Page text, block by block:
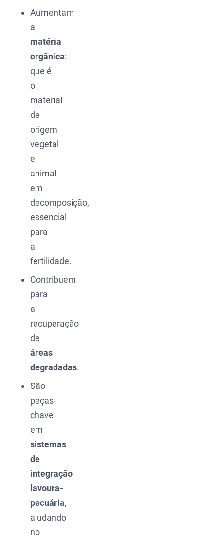
Aumentam
a
matéria
orgânica:
que é
o
material
de
origem
vegetal
e
animal
em
decomposição,
essencial
para
a
fertilidade.
Contribuem
para
a
recuperação
de
áreas
degradadas.
São
peças-
chave
em
sistemas
de
integração
lavoura-
pecuária,
ajudando
no